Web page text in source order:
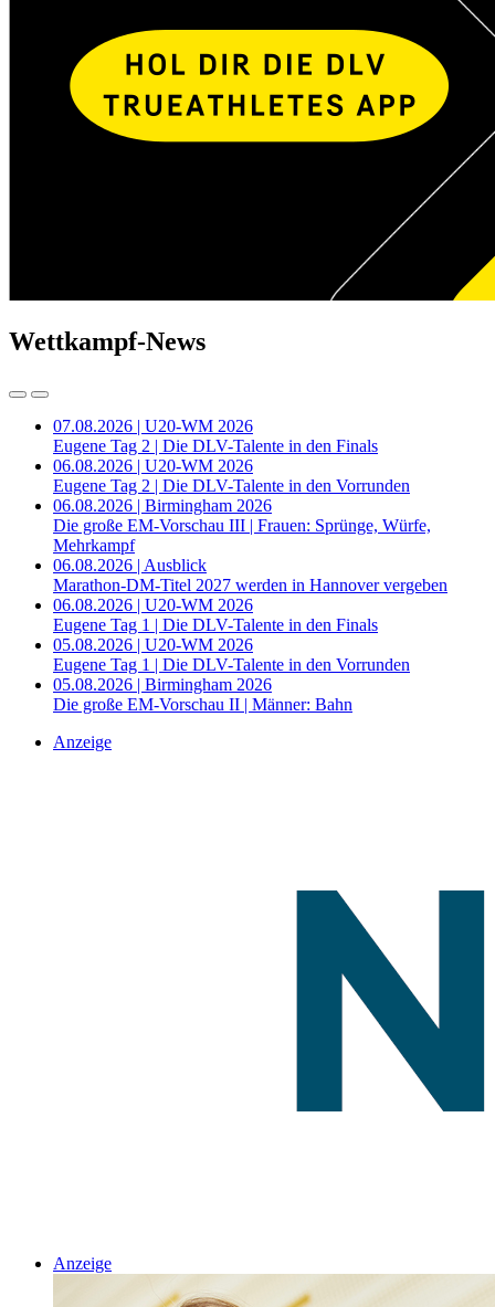
Wettkampf-News
07.08.2026 | U20-WM 2026
Eugene Tag 2 | Die DLV-Talente in den Finals
06.08.2026 | U20-WM 2026
Eugene Tag 2 | Die DLV-Talente in den Vorrunden
06.08.2026 | Birmingham 2026
Die große EM-Vorschau III | Frauen: Sprünge, Würfe,
Mehrkampf
06.08.2026 | Ausblick
Marathon-DM-Titel 2027 werden in Hannover vergeben
06.08.2026 | U20-WM 2026
Eugene Tag 1 | Die DLV-Talente in den Finals
05.08.2026 | U20-WM 2026
Eugene Tag 1 | Die DLV-Talente in den Vorrunden
05.08.2026 | Birmingham 2026
Die große EM-Vorschau II | Männer: Bahn
Anzeige
Anzeige